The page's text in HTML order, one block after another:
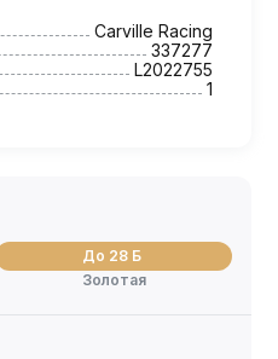
Carville Racing
337277
L2022755
1
До 28 Б
Золотая